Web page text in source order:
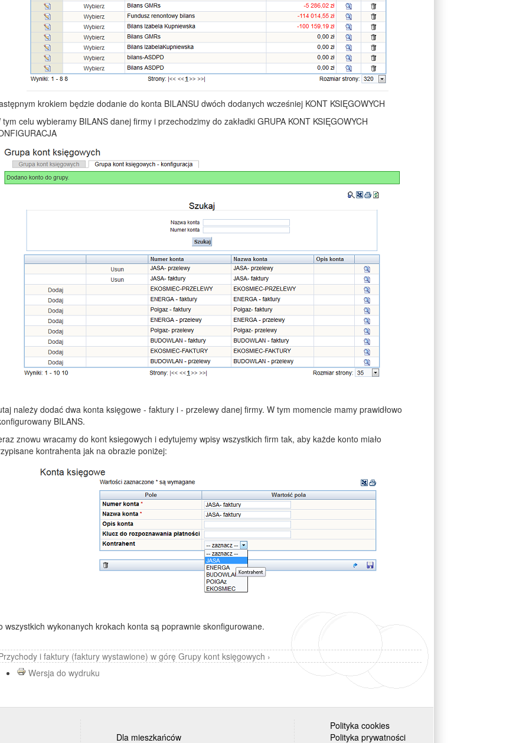
krokiem będzie dodanie do konta BILANSU dwóch dodanych wcześniej KONT KSIĘGOWYCH
tym celu wybieramy BILANS danej firmy i przechodzimy do zakładki GRUPA KONT KSIĘGOWYCH
należy dodać dwa konta księgowe - faktury i - przelewy danej firmy. W tym momencie mamy prawidłowo
BILANS.
znowu wracamy do kont ksiegowych i edytujemy wpisy wszystkich firm tak, aby każde konto miało
kontrahenta jak na obrazie poniżej:
wszystkich wykonanych krokach konta są poprawnie skonfigurowane.
i faktury (faktury wystawione) w górę Grupy kont księgowych ›
Wersja do wydruku
Dla mieszkańców
Polityka cookies
Polityka prywatności